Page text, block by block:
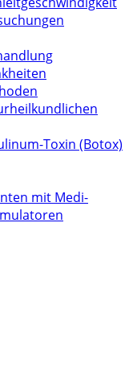
Toxin (Botox)
mit Medi-